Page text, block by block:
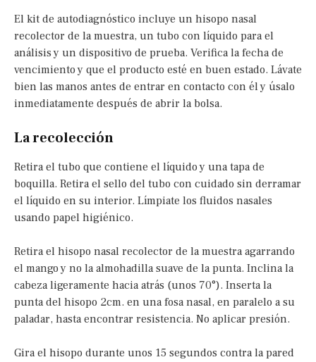
El kit de autodiagnóstico incluye un hisopo nasal
recolector de la muestra, un tubo con líquido para el
análisis y un dispositivo de prueba. Verifica la fecha de
vencimiento y que el producto esté en buen estado. Lávate
bien las manos antes de entrar en contacto con él y úsalo
inmediatamente después de abrir la bolsa.
La recolección
Retira el tubo que contiene el líquido y una tapa de
boquilla. Retira el sello del tubo con cuidado sin derramar
el líquido en su interior. Límpiate los fluidos nasales
usando papel higiénico.
Retira el hisopo nasal recolector de la muestra agarrando
el mango y no la almohadilla suave de la punta. Inclina la
cabeza ligeramente hacia atrás (unos 70°). Inserta la
punta del hisopo 2cm. en una fosa nasal, en paralelo a su
paladar, hasta encontrar resistencia. No aplicar presión.
Gira el hisopo durante unos 15 segundos contra la pared